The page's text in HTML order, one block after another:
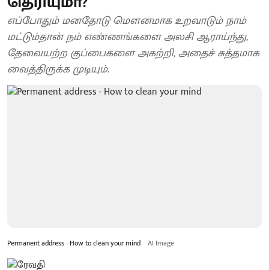
எப்போதும் மனதோடு மௌனமாக உறவாடும் நாம்
மட்டும்தான் நம் எண்ணங்களை அலசி ஆராய்ந்து,
தேவையற்ற குப்பைகளை அகற்றி, அதைச் சுத்தமாக
வைத்திருக்க முடியும்.
Permanent address - How to clean your mind AI Image